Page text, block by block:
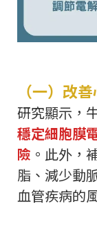
（一）改
研究顯示，
穩定細胞膜
險 。此外，
脂、減少動
血管疾病的